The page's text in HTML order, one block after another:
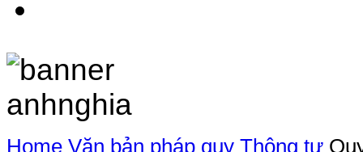
Home Văn bản pháp quy Thông tư